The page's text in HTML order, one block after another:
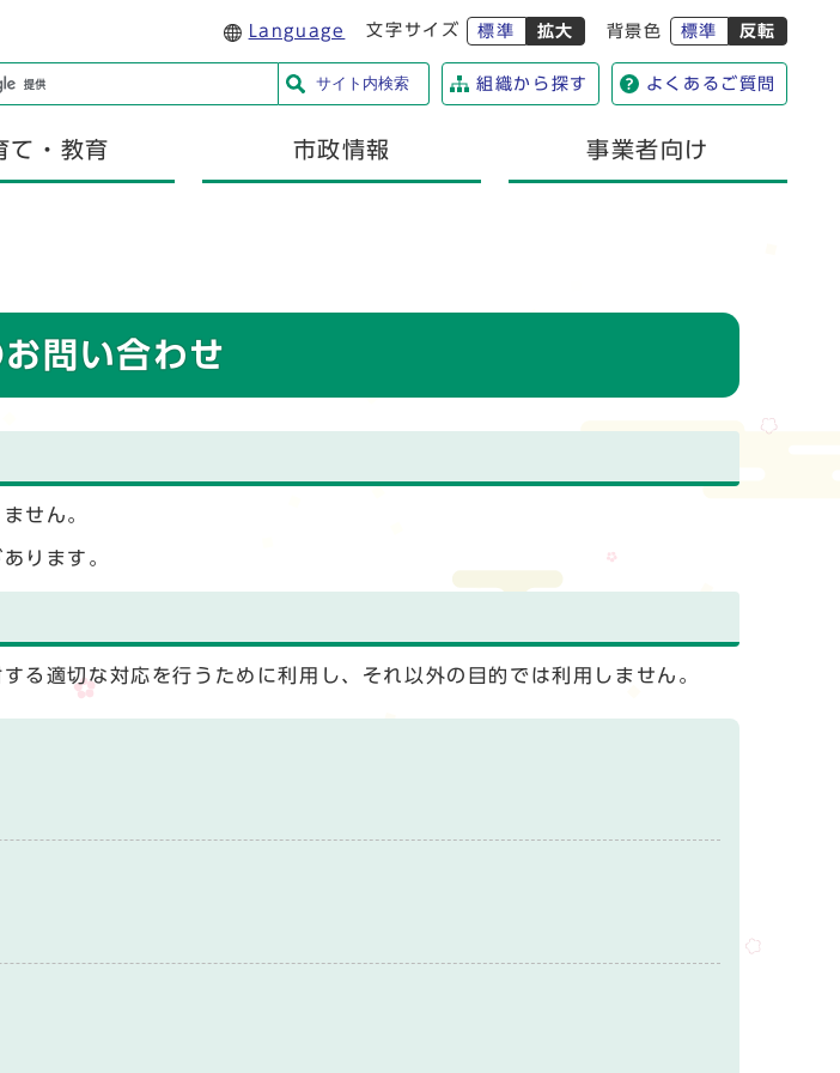
Language 文字サイズ 標準 拡大 背景色 標準 反転
サイト内検索 組織から探す よくあるご質問
て・教育 市政情報 事業者向け
問い合わせ
せん。
ります。
る適切な対応を行うために利用し、それ以外の目的では利用しません。